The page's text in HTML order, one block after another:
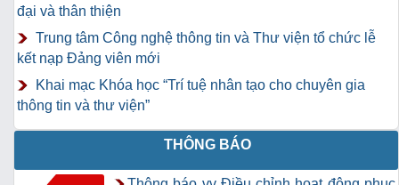
đại và thân thiện
Trung tâm Công nghệ thông tin và Thư viện tổ chức lễ
kết nạp Đảng viên mới
Khai mạc Khóa học “Trí tuệ nhân tạo cho chuyên gia
thông tin và thư viện”
THÔNG BÁO